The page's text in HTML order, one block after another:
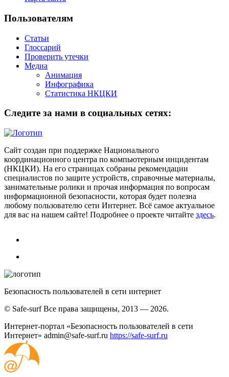
Пользователям
Статьи
Глоссарий
Проверить утечки
Медиа
Анимация
Инфографика
Статистика НКЦКИ
Следите за нами в социальных сетях:
Сайт создан при поддержке Национального
координационного центра по компьютерным инцидентам
(НКЦКИ). На его страницах собраны рекомендации
специалистов по защите устройств, справочные материалы,
занимательные ролики и прочая информация по вопросам
информационной безопасности, которая будет полезна
любому пользователю сети Интернет. Всё самое актуальное
для вас на нашем сайте! Подробнее о проекте читайте здесь.
Безопасность пользователей в сети интернет
© Safe-surf Все права защищены, 2013 — 2026.
Интернет-портал «Безопасность пользователей в сети
Интернет» admin@safe-surf.ru https://safe-surf.ru